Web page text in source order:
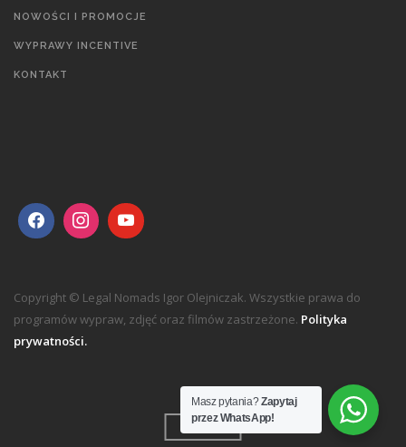
NOWOŚCI I PROMOCJE
WYPRAWY INCENTIVE
KONTAKT
Copyright © Legal Nomads Igor Olejniczak. Wszystkie prawa do
programów wypraw, zdjęć oraz filmów zastrzeżone. Polityka
prywatności.
Masz pytania?Zapytaj
przez WhatsApp!